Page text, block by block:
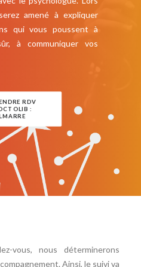
amené à expliquer
qui vous poussent à
à communiquer vos
RDV
:
vous, nous déterminerons
Ainsi, le suivi va